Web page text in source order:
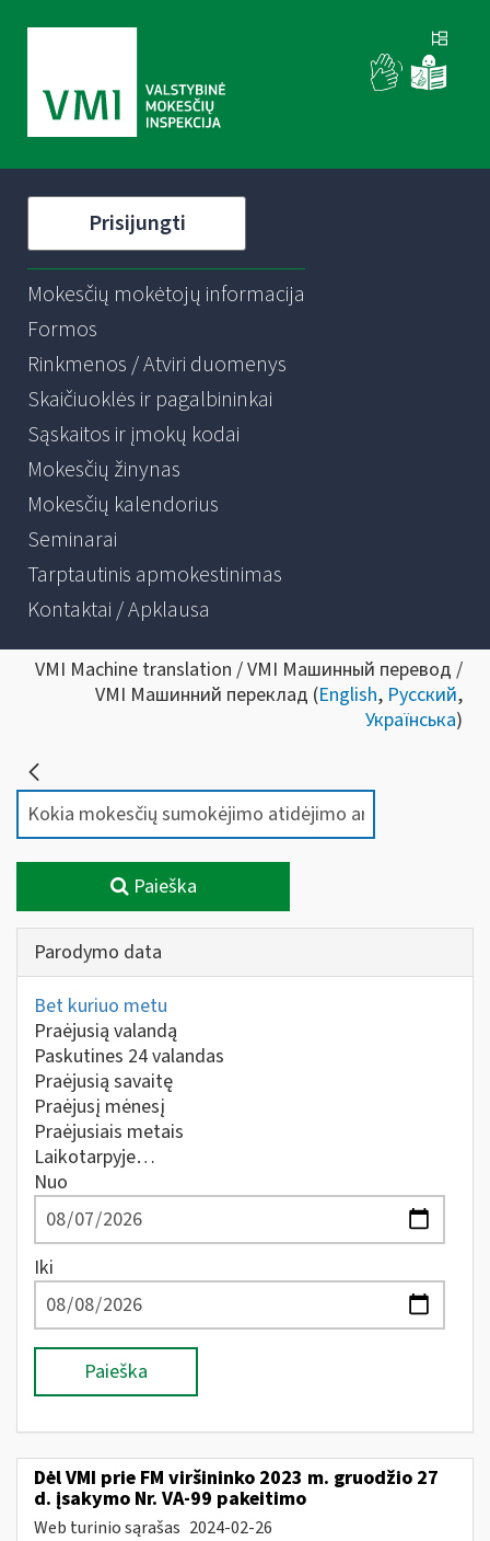
Prisijungti
Mokesčių mokėtojų informacija
Formos
Rinkmenos / Atviri duomenys
Skaičiuoklės ir pagalbininkai
Sąskaitos ir įmokų kodai
Mokesčių žinynas
Mokesčių kalendorius
Seminarai
Tarptautinis apmokestinimas
Kontaktai / Apklausa
VMI Machine translation / VMI Машинный перевод /
VMI Машинний переклад (English, Русский,
Українська)
Paieška
Parodymo data
Bet kuriuo metu
Praėjusią valandą
Paskutines 24 valandas
Praėjusią savaitę
Praėjusį mėnesį
Praėjusiais metais
Laikotarpyje…
Nuo
Iki
Paieška
Dėl VMI prie FM viršininko 2023 m. gruodžio 27
d. įsakymo Nr. VA-99 pakeitimo
Web turinio sąrašas 2024-02-26